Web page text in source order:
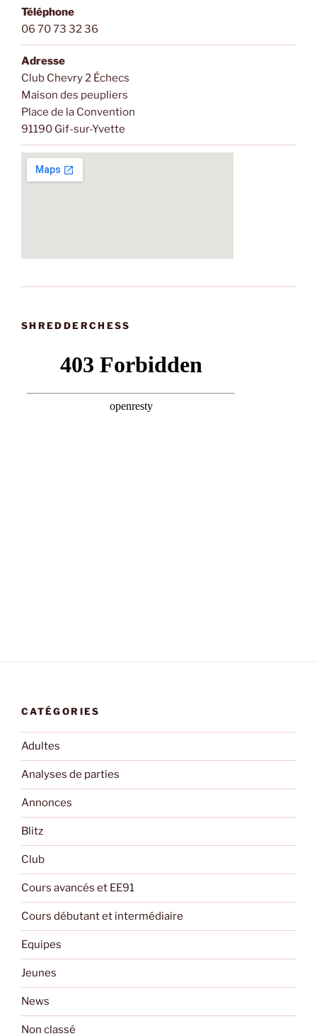
Téléphone
06 70 73 32 36
Adresse
Club Chevry 2 Échecs
Maison des peupliers
Place de la Convention
91190 Gif-sur-Yvette
SHREDDERCHESS
CATÉGORIES
Adultes
Analyses de parties
Annonces
Blitz
Club
Cours avancés et EE91
Cours débutant et intermédiaire
Equipes
Jeunes
News
Non classé